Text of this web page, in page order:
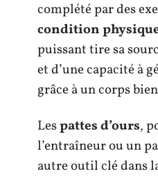
complété par des
condition
puissant tire sa
et d’une capacité à
grâce à un corps
Lespattes d’ours,
l’entraîneur ou un
autre outil clé dans